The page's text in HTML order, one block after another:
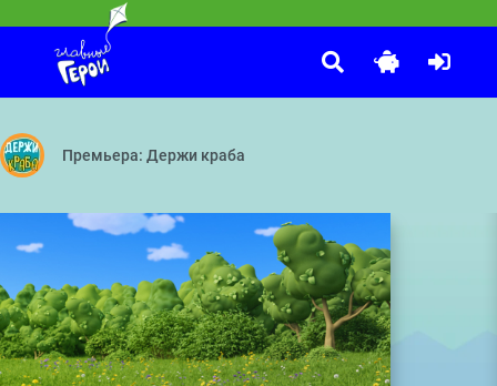
— Герой в блестящих доспехах — Принц — Стоп,
Маша и Медведь
Мохнатые качели — Кое-кто в сапогах — Грязное дело —
Премьера: Держи краба